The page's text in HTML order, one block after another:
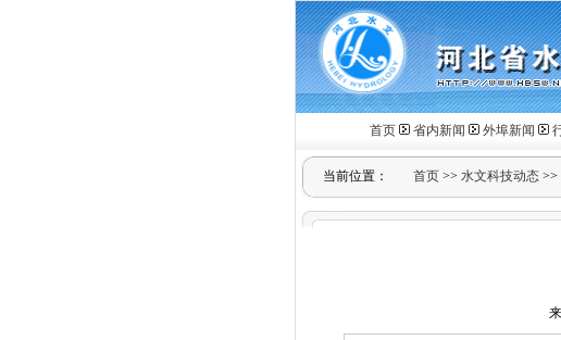
首页 省内新闻 外埠新闻
当前位置： 首页 >> 水文科技动态 >>